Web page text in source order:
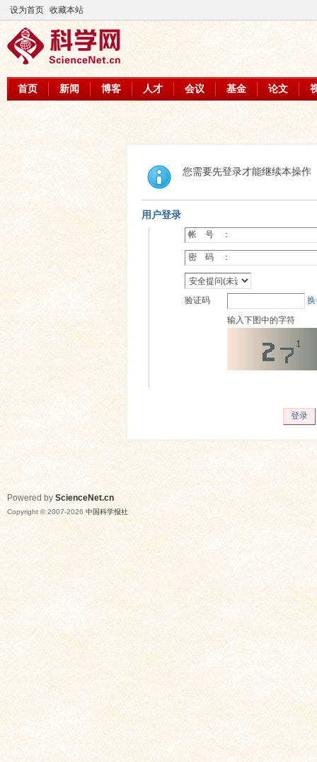
设为首页 收藏本站
首页 新闻 博客 人才 会议 基金 论文
您需要先登录才能继续本操作
用户登录
帐 号 ：
密 码 ：
验证码
输入下图中的字符
登录
Powered by ScienceNet.cn
Copyright © 2007-2026 中国科学报社